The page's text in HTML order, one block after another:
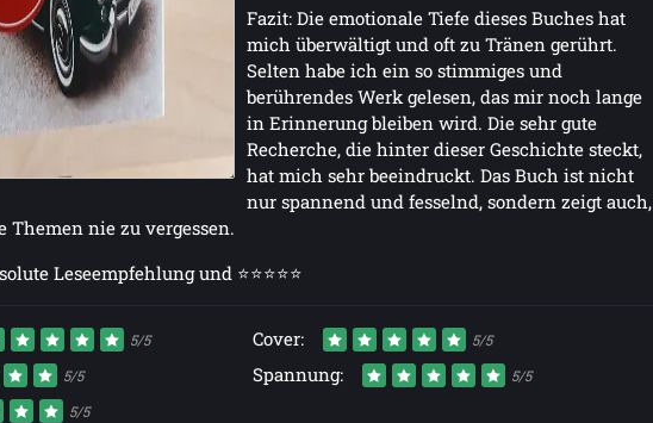
Fazit: Die emotionale Tiefe dieses Buches hat
mich überwältigt und oft zu Tränen gerührt.
Selten habe ich ein so stimmiges und
berührendes Werk gelesen, das mir noch lange
in Erinnerung bleiben wird. Die sehr gute
Recherche, die hinter dieser Geschichte steckt,
hat mich sehr beeindruckt. Das Buch ist nicht
nur spannend und fesselnd, sondern zeigt auch,
Themen nie zu vergessen.
Leseempfehlung und ⭐⭐⭐⭐⭐
5/5 Cover: 5/5
5/5 Spannung: 5/5
5/5